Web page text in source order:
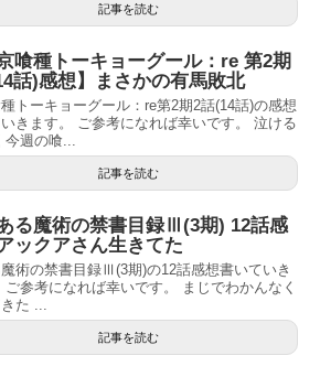
記事を読む
京喰種トーキョーグール：re 第2期
話)感想】まさかの有馬敗北
トーキョーグール：re第2期2話(14話)の感想
きます。 ご参考になれば幸いです。 泣ける
今週の喰...
記事を読む
ある魔術の禁書目録Ⅲ(3期) 12話感
ックアさん生きてた
術の禁書目録Ⅲ(3期)の12話感想書いていき
ご参考になれば幸いです。 まじでわかんなく
た ...
記事を読む